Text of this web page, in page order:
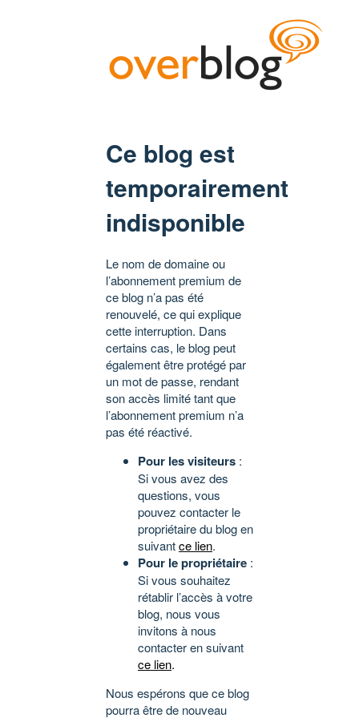
Ce blog est
temporairement
indisponible
Le nom de domaine ou
l’abonnement premium de
ce blog n’a pas été
renouvelé, ce qui explique
cette interruption. Dans
certains cas, le blog peut
également être protégé par
un mot de passe, rendant
son accès limité tant que
l’abonnement premium n’a
pas été réactivé.
Pour les visiteurs :
Si vous avez des
questions, vous
pouvez contacter le
propriétaire du blog en
suivantce lien.
Pour le propriétaire :
Si vous souhaitez
rétablir l’accès à votre
blog, nous vous
invitons à nous
contacter en suivant
ce lien.
Nous espérons que ce blog
pourra être de nouveau